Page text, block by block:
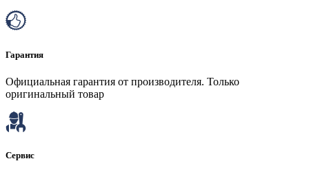
Гарантия
Официальная гарантия от производителя. Только
оригинальный товар
Сервис